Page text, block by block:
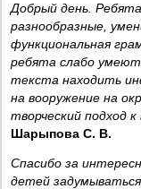
Добрый день.
разнообразные,
функциональная
ребята слабо
текста находить
на вооружение на
творческий подход к
Шарыпова С. В.
Спасибо за
детей